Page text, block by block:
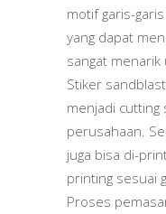
motif garis-
yang dapat
sangat menarik
Stiker
menjadi cutting
perusahaan.
juga bisa di-
printing sesuai
Proses